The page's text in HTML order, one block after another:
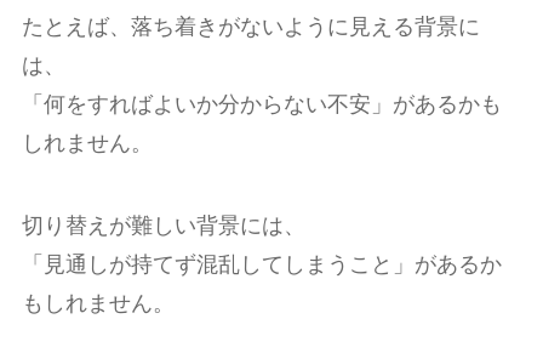
たとえば、落ち着きがないように見える背景に
は、
「何をすればよいか分からない不安」があるかも
しれません。
切り替えが難しい背景には、
「見通しが持てず混乱してしまうこと」があるか
もしれません。